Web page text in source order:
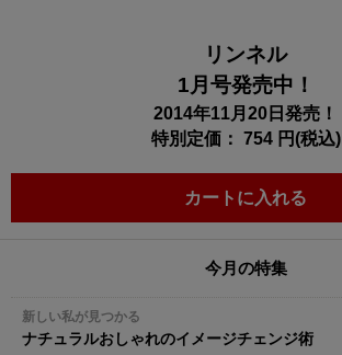
リンネル
1月号発売中！
2014年11月20日発売！
特別定価： 754 円(税込)
カートに入れる
今月の特集
新しい私が見つかる
ナチュラルおしゃれのイメージチェンジ術